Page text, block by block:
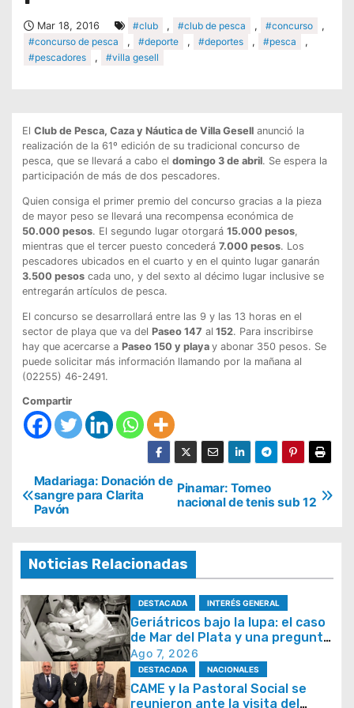
Mar 18, 2016 #club , #club de pesca , #concurso
,
#concurso de pesca
, #deporte , #deportes , #pesca
,
#pescadores
, #villa gesell
El Club de Pesca, Caza y Náutica de Villa Gesellanunció la
realización de la 61º edición de su tradicional concurso de
pesca, que se llevará a cabo el domingo 3 de abril. Se espera la
participación de más de dos pescadores.
Quien consiga el primer premio del concurso gracias a la pieza
de mayor peso se llevará una recompensa económica de
50.000 pesos. El segundo lugar otorgará 15.000 pesos,
mientras que el tercer puesto concederá 7.000 pesos. Los
pescadores ubicados en el cuarto y en el quinto lugar ganarán
3.500 pesoscada uno, y del sexto al décimo lugar inclusive se
entregarán artículos de pesca.
El concurso se desarrollará entre las 9 y las 13 horas en el
sector de playa que va del Paseo 147 al 152. Para inscribirse
hay que acercarse a Paseo 150 y playa y abonar 350 pesos. Se
puede solicitar más información llamando por la mañana al
(02255) 46-2491.
Compartir
N
e
g
a
c
i
ó
n
Pinamar: Torneo
nacional de tenis sub 12
Madariaga: Donación de
sangre para Clarita
Pavón
Noticias Relacionadas
DESTACADA INTERÉS GENERAL
Geriátricos bajo la lupa: el caso
de Mar del Plata y una pregunta
que se repite en todo el país
Ago 7, 2026
DESTACADA NACIONALES
CAME y la Pastoral Social se
reunieron ante la visita del